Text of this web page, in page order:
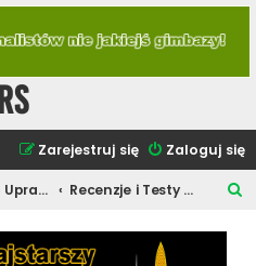
Zaloguj się
Zarejestruj się
Wszystko o Uprawie Roślin Konopi Recenzje i Testy Odmian Marihuany